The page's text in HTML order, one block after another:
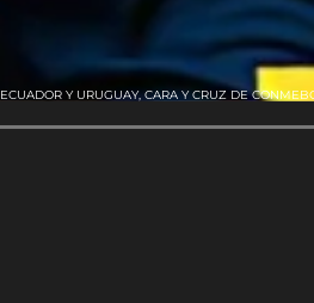
ECUADOR Y URUGUAY, CARA Y CRUZ DE